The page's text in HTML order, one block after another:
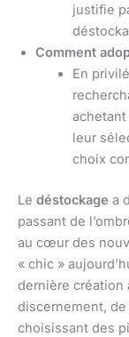
justifie
Comment
En
leur
choix
Le déstockage a
passant de
au cœur des
« chic »
dernière création
discernement,
choisissant des